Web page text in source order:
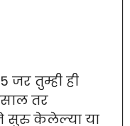
जर तुम्ही ही
तर
सुरु केलेल्या या